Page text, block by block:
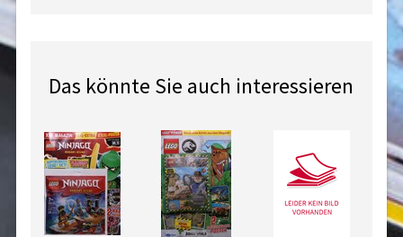
Das könnte Sie auch interessieren